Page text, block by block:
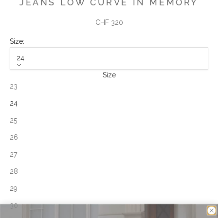
JEANS LOW CURVE IN MEMORY
Angebot
CHF 320
Size:
24
Size
23
24
25
26
27
28
29
30